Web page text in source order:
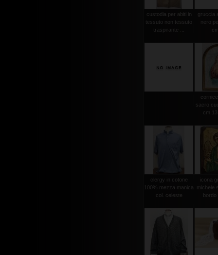
custodia per abiti in
tessuto non tessuto
traspirante ...
gruccia
nero
sacro
clergy in cotone
100% mezza manica
col. celeste
icona
michele
bordo